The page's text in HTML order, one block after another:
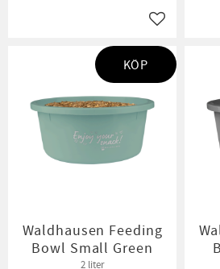
Lägg till i
Waldhausen Feeding
Bowl Small Green
2 liter
KÖP